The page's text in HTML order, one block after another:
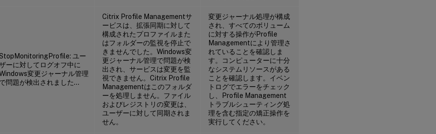
ユー
ーに対してログオフ中に
変更ジャーナル管理
で問題が検出されました…
Citrix Profile Managementサ
ービスは、拡張同期に対して
構成されたプロファイルまた
はフォルダーの監視を停止で
きませんでした。Windows変
更ジャーナル管理で問題が検
出され、サービスは変更を監
視できません。Citrix Profile
Managementはこのフォルダ
ーを処理しません。ファイル
およびレジストリの変更は、
ユーザーに対して同期されま
せん。
変更ジャーナル処理が構成
され、すべてのボリューム
に対する操作がProfile
Managementにより管理さ
れていることを確認しま
す。コンピューターに十分
なシステムリソースがある
ことを確認します。イベン
トログでエラーをチェック
し、Profile Management
トラブルシューティング処
理を含む指定の矯正操作を
実行してください。